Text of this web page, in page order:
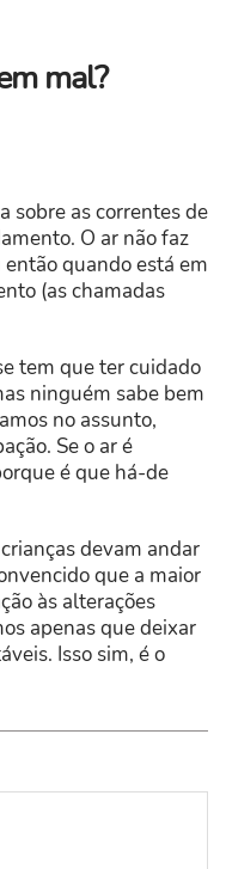
mal?
sobre as correntes de
O ar não faz
quando está em
(as chamadas
tem que ter cuidado
ninguém sabe bem
no assunto,
Se o ar é
é que há-de
devam andar
que a maior
às alterações
apenas que deixar
Isso sim, é o